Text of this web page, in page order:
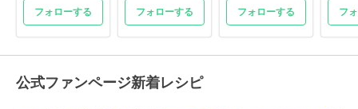
フォローする フォローする フォローする フ
公式ファンページ新着レシピ